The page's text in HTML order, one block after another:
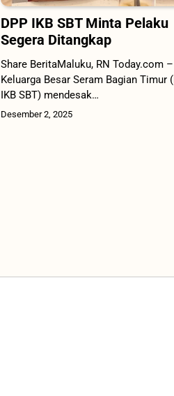
DPP IKB SBT Minta Pelaku
Segera Ditangkap
Share BeritaMaluku, RN Today.com
Keluarga Besar Seram Bagian Timur
IKB SBT) mendesak…
Desember 2, 2025